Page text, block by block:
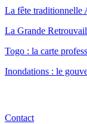
La fête traditionnelle
La Grande
Togo : la carte
Inondations : le
Contact